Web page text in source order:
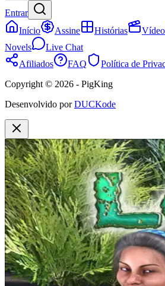
Entrar
Início
Assine Histórias
Novels
Live Chat
Afiliados
FAQ
Política de
Copyright © 2026 - PigKing
Desenvolvido por DUCKode